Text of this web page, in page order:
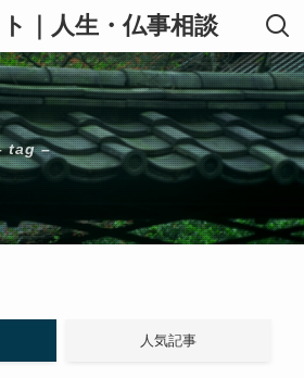
｜人生・仏事相談
tag –
人気記事